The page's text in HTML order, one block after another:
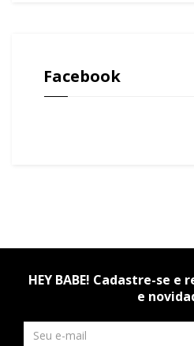
Facebook
HEY BABE! Cadastre-se e
e
Newsletter